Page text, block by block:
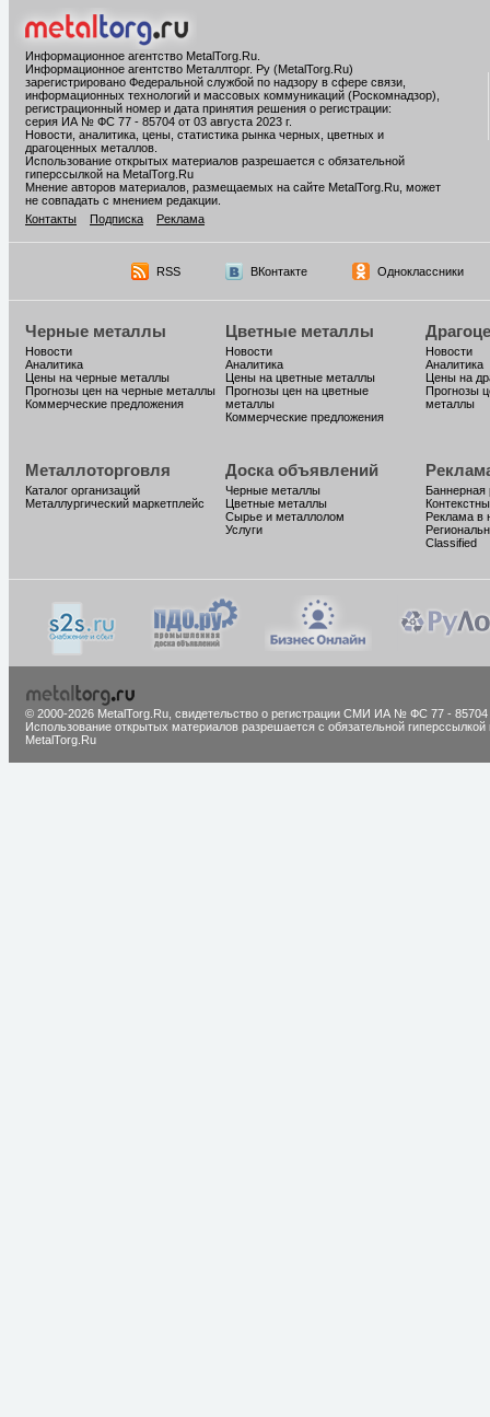
Информационное агентство MetalTorg.Ru
Информационное агентство Металлторг. Ру (MetalTorg.Ru)
зарегистрировано Федеральной службой по надзору в сфере связи,
информационных технологий и массовых коммуникаций (Роскомнадзор),
регистрационный номер и дата принятия решения о регистрации:
серия ИА № ФС 77 - 85704 от 03 августа 2023 г.
Новости, аналитика, цены, статистика рынка черных, цветных и
драгоценных металлов.
Использование открытых материалов разрешается с обязательной
гиперссылкой на MetalTorg.Ru
Мнение авторов материалов, размещаемых на сайте MetalTorg.Ru, может
не совпадать с мнением редакции.
Контакты
Подписка Реклама
RSS ВКонтакте Одноклассники
Черные металлы
Новости
Аналитика
Цены на черные металлы
Прогнозы цен на черные металлы
Коммерческие предложения
Цветные металлы
Новости
Аналитика
Цены на цветные металлы
Прогнозы цен на цветные
металлы
Коммерческие предложения
Новости
Аналитика
Цены на
Прогнозы
металлы
Металлоторговля
Каталог организаций
Металлургический маркетплейс
Доска объявлений
Черные металлы
Цветные металлы
Сырье и металлолом
Услуги
Баннерная
Реклама в
Classified
© 2000-2026 MetalTorg.Ru, cвидетельство о регистрации СМИ ИА № ФС 77 - 85704
Использование открытых материалов разрешается с обязательной гиперссылкой
MetalTorg.Ru